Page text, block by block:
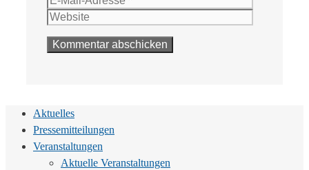
Aktuelles
Pressemitteilungen
Veranstaltungen
Aktuelle Veranstaltungen